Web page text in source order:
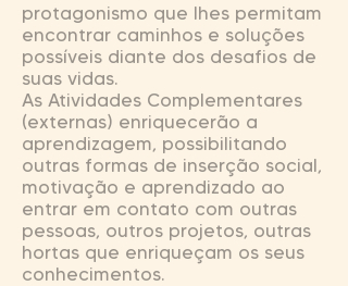
protagonismo que lhes permitam
encontrar caminhos e soluções
possíveis diante dos desafios de
suas vidas.
As Atividades Complementares
(externas) enriquecerão a
aprendizagem, possibilitando
outras formas de inserção social,
motivação e aprendizado ao
entrar em contato com outras
pessoas, outros projetos, outras
hortas que enriqueçam os seus
conhecimentos.